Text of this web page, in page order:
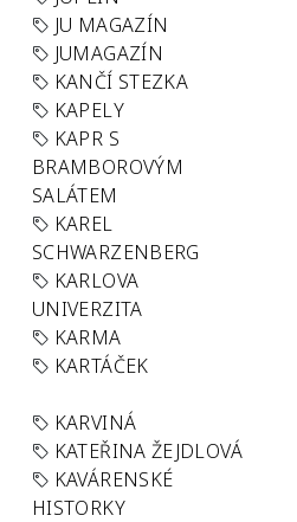
JU MAGAZÍN
JUMAGAZÍN
KANČÍ STEZKA
KAPELY
KAPR S
BRAMBOROVÝM
SALÁTEM
KAREL
SCHWARZENBERG
KARLOVA
UNIVERZITA
KARMA
KARTÁČEK
KARVINÁ
KATEŘINA ŽEJDLOVÁ
KAVÁRENSKÉ
HISTORKY